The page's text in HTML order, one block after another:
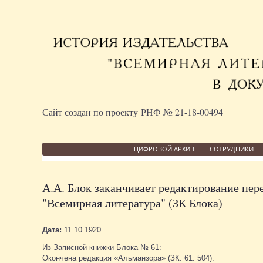
Сайт создан по проекту РНФ № 21-18-00494
ЦИФРОВОЙ АРХИВ СОТРУДНИКИ
А.А. Блок заканчивает редактирование
"Всемирная литература" (ЗК Блока)
Дата: 11.10.1920
Из Записной книжки Блока № 61:
Окончена редакция «Альманзора» (ЗК. 61. 504).